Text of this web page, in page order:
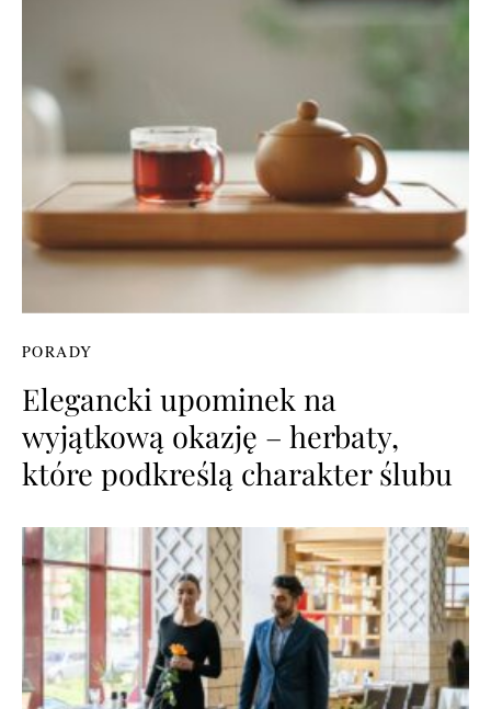
PORADY
Elegancki upominek na
wyjątkową okazję – herbaty,
które podkreślą charakter ślubu